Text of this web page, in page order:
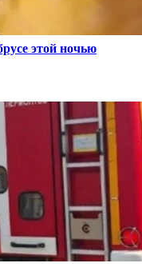
этой ночью